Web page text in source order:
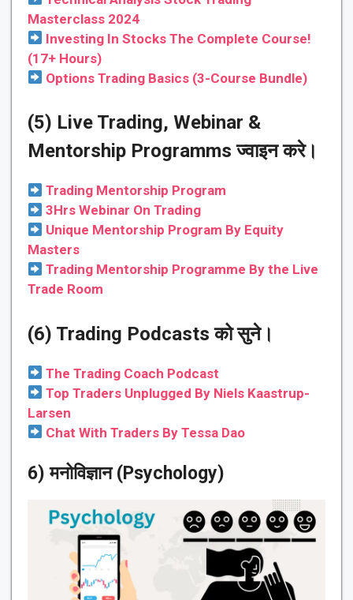
Masterclass 2024
Investing In Stocks The Complete Course!
(17+ Hours)
Options Trading Basics (3-Course Bundle)
(5) Live Trading, Webinar &
Mentorship Programms ज्वाइन करे।
Trading Mentorship Program
3Hrs Webinar On Trading
Unique Mentorship Program By Equity
Masters
Trading Mentorship Programme By the Live
Trade Room
(6) Trading Podcasts को सुने।
The Trading Coach Podcast
Top Traders Unplugged By Niels Kaastrup-
Larsen
Chat With Traders By Tessa Dao
6) मनोविज्ञान (Psychology)